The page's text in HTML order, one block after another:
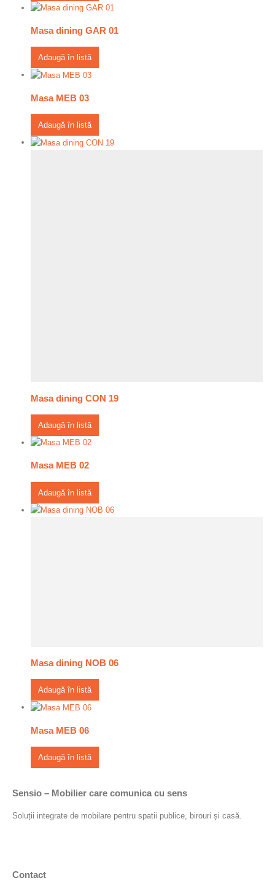
Masa dining GAR 01
Adaugă în listă
Masa MEB 03
Adaugă în listă
Masa dining CON 19
Adaugă în listă
Masa MEB 02
Adaugă în listă
Masa dining NOB 06
Adaugă în listă
Masa MEB 06
Adaugă în listă
Sensio – Mobilier care comunica cu sens
Soluții integrate de mobilare pentru spatii publice, birouri și casă.
Contact